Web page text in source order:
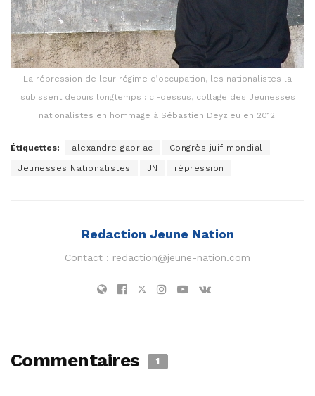
La répression de leur régime d’occupation, les nationalistes la
subissent depuis longtemps : ci-dessus, collage des Jeunesses
nationalistes en hommage à Sébastien Deyzieu en 2012.
Étiquettes: alexandre gabriac Congrès juif mondial
Jeunesses Nationalistes JN répression
Redaction Jeune Nation
Contact : redaction@jeune-nation.com
Commentaires 1